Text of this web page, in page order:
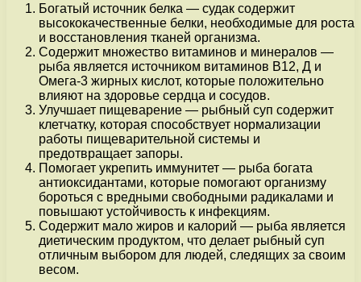
Богатый источник белка — судак содержит
высококачественные белки, необходимые для роста
и восстановления тканей организма.
Содержит множество витаминов и минералов —
рыба является источником витаминов В12, Д и
Омега-3 жирных кислот, которые положительно
влияют на здоровье сердца и сосудов.
Улучшает пищеварение — рыбный суп содержит
клетчатку, которая способствует нормализации
работы пищеварительной системы и
предотвращает запоры.
Помогает укрепить иммунитет — рыба богата
антиоксидантами, которые помогают организму
бороться с вредными свободными радикалами и
повышают устойчивость к инфекциям.
Содержит мало жиров и калорий — рыба является
диетическим продуктом, что делает рыбный суп
отличным выбором для людей, следящих за своим
весом.